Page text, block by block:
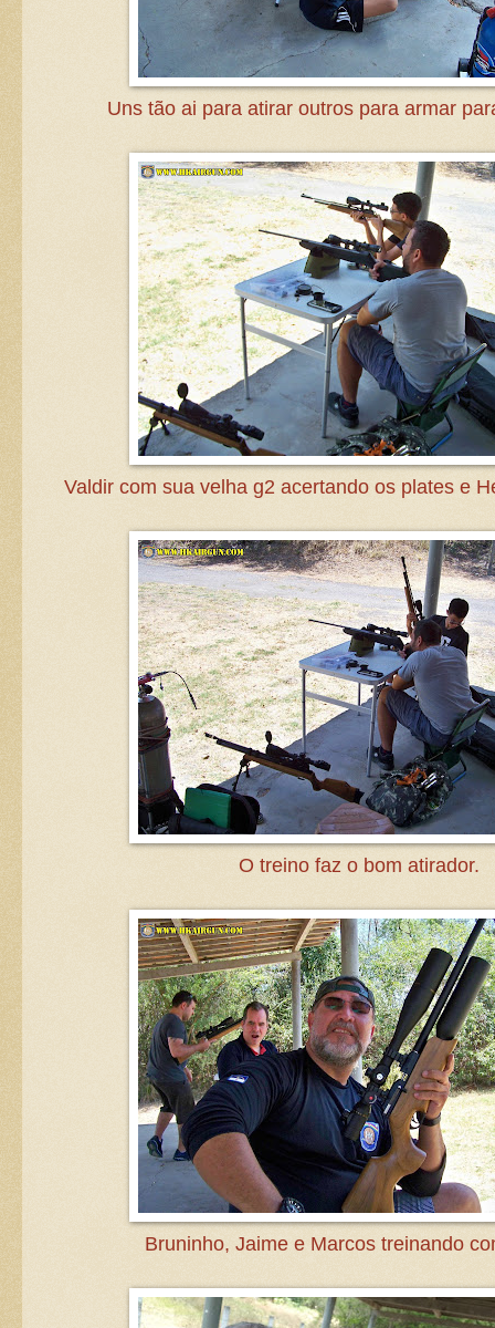
Uns tão ai para atirar outros para armar
Valdir com sua velha g2 acertando os plates e
O treino faz o bom atirador.
Bruninho, Jaime e Marcos treinando